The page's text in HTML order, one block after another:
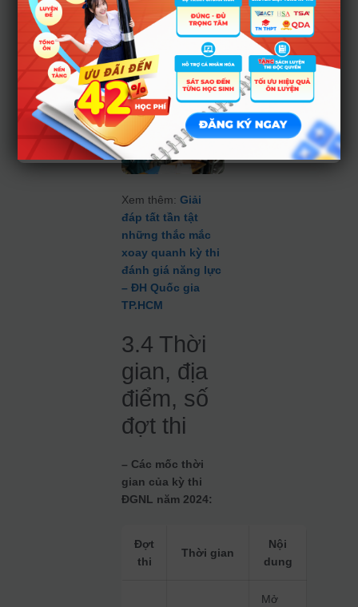
sẽ được công bố
sau mỗi đợt thi
khoảng 1 tuần, lần
lượt vào các ngày
15/4/2024 và
10/6/2024.
Xem thêm:Giải
đáp tất tần tật
những thắc mắc
xoay quanh kỳ thi
đánh giá năng lực
– ĐH Quốc gia
TP.HCM
3.4 Thời
gian, địa
điểm, số
đợt thi
– Các mốc thời
gian của kỳ thi
ĐGNL năm 2024:
Đợt
thi
Thời gian
Nội
dung
Mở